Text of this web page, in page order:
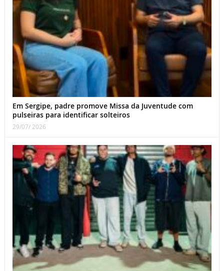
Em Sergipe, padre promove Missa da Juventude com
pulseiras para identificar solteiros
29/07/ 2026